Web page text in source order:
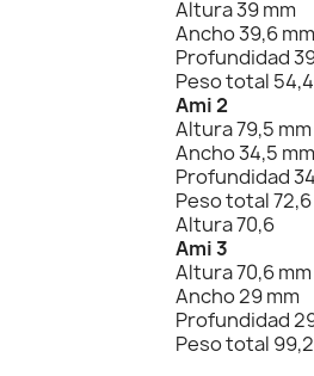
Altura 39 mm
Ancho 39,6 mm
Profundidad
Peso total
Ami 2
Altura 79,5 mm
Ancho 34,5 mm
Profundidad
Peso total 72,6
Altura 70,6
Ami 3
Altura 70,6 mm
Ancho 29 mm
Profundidad
Peso total